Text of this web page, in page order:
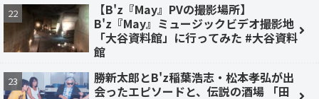
【B'z『May』PVの撮影場所】
B'z『May』ミュージックビデオ撮影地
「大谷資料館」に行ってみた #大谷資料
館
勝新太郎とB'z稲葉浩志・松本孝弘が出
会ったエピソードと、伝説の酒場 「田